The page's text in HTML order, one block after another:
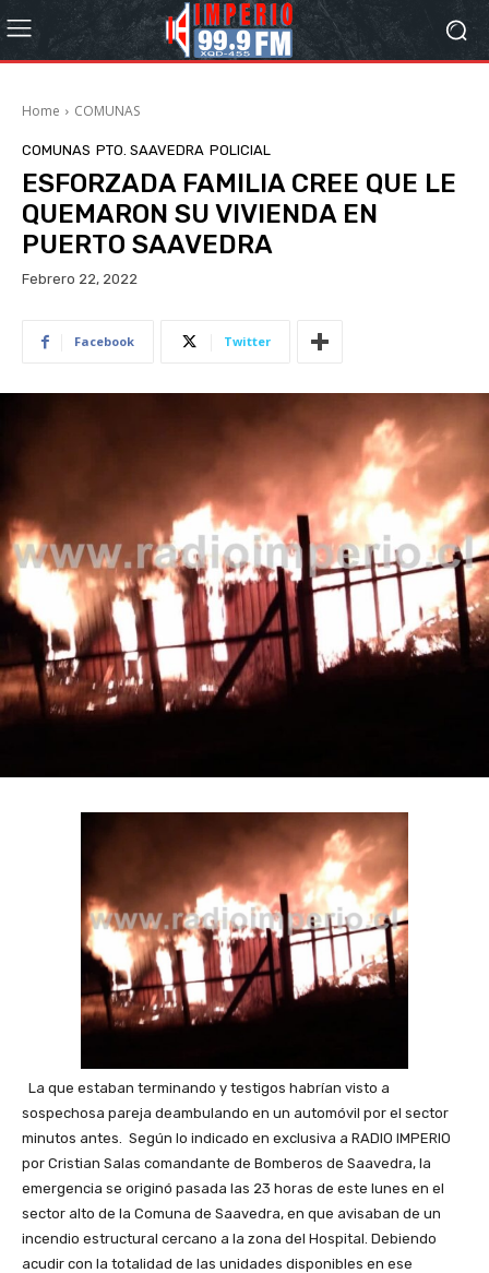
Home COMUNAS
COMUNAS PTO. SAAVEDRA POLICIAL
ESFORZADA FAMILIA CREE QUE LE
QUEMARON SU VIVIENDA EN
PUERTO SAAVEDRA
Febrero 22, 2022
Facebook Twitter
La que estaban terminando y testigos habrían visto a
sospechosa pareja deambulando en un automóvil por el sector
minutos antes. Según lo indicado en exclusiva a RADIO IMPERIO
por Cristian Salas comandante de Bomberos de Saavedra, la
emergencia se originó pasada las 23 horas de este lunes en el
sector alto de la Comuna de Saavedra, en que avisaban de un
incendio estructural cercano a la zona del Hospital. Debiendo
acudir con la totalidad de las unidades disponibles en ese